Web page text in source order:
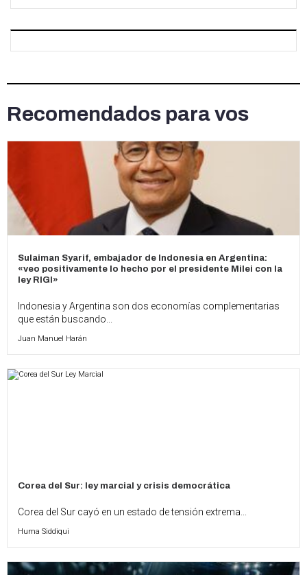
Recomendados para vos
Sulaiman Syarif, embajador de Indonesia en Argentina:
«veo positivamente lo hecho por el presidente Milei con la
ley RIGI»
Indonesia y Argentina son dos economías complementarias
que están buscando...
Juan Manuel Harán
Corea del Sur: ley marcial y crisis democrática
Corea del Sur cayó en un estado de tensión extrema...
Huma Siddiqui